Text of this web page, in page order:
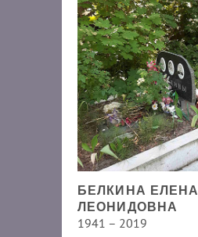
БЕЛКИНА ЕЛЕНА
ЛЕОНИДОВНА
1941 – 2019